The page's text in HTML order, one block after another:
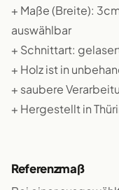
+ Maße (Breite):
auswählbar
+ Schnittart:
+ Holz ist in
+ saubere
+ Hergestellt in
Referenzmaß